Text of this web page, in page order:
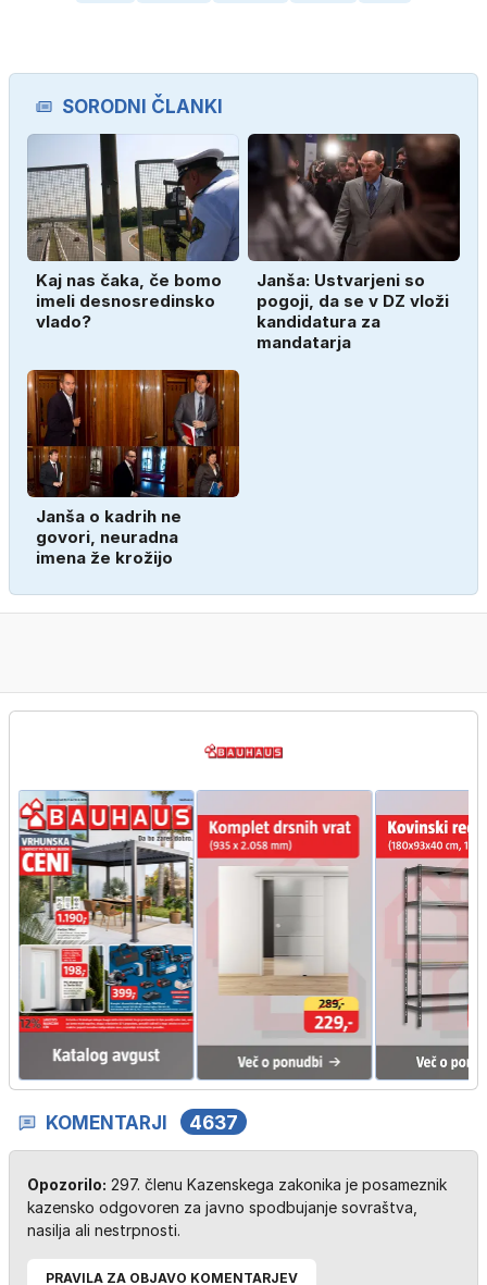
SORODNI ČLANKI
Kaj nas čaka, če bomo
imeli desnosredinsko
vlado?
Janša: Ustvarjeni so
pogoji, da se v DZ vloži
kandidatura za
mandatarja
Janša o kadrih ne
govori, neuradna
imena že krožijo
KOMENTARJI 4637
Opozorilo: 297. členu Kazenskega zakonika je posameznik
kazensko odgovoren za javno spodbujanje sovraštva,
nasilja ali nestrpnosti.
PRAVILA ZA OBJAVO KOMENTARJEV